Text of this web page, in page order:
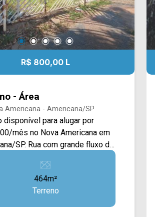
R$ 800,00 L
- Área
Americana - Americana/SP
disponível para alugar por
mês no Nova Americana em
grande fluxo de
de terreno.
próximo a Av. Bandeirantes,
é de fácil acesso ao Centro e
restaurantes, farmácias,
posto de gasolina e
464m²
Terreno